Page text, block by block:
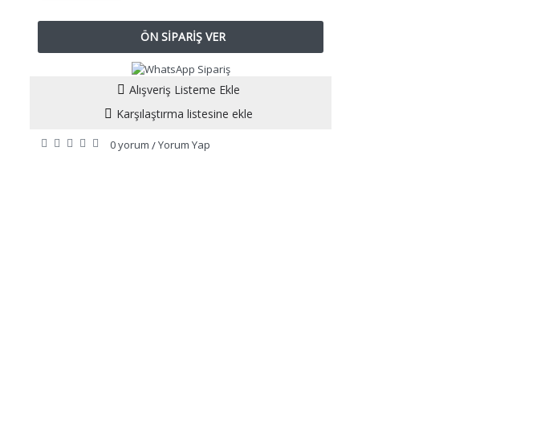
ÖN SIPARIŞ VER
Alışveriş Listeme Ekle
Karşılaştırma listesine ekle
0 yorum /Yorum Yap